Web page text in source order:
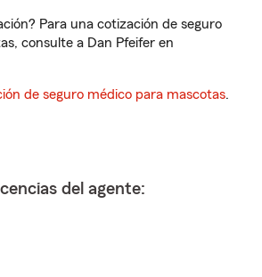
Para una cotización de seguro
consulte a Dan Pfeifer en
de seguro médico para mascotas.
del agente: